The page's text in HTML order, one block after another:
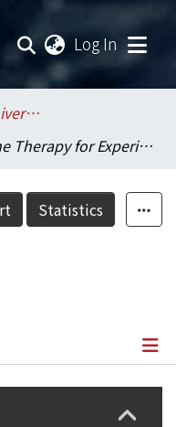
Log In
.National Taiwan University / 國立臺灣大學
Gene Therapy for Experimental Autoimmune Anterior Uveitis
Statistics